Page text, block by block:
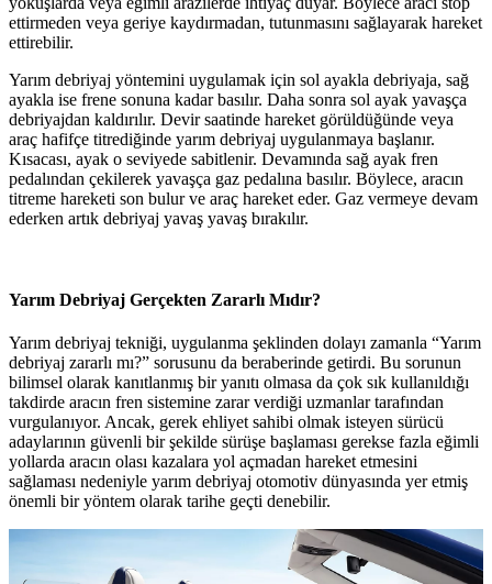
ettirmeden veya geriye kaydırmadan, tutunmasını sağlayarak hareket
ettirebilir.
Yarım debriyaj yöntemini uygulamak için sol ayakla debriyaja, sağ
ayakla ise frene sonuna kadar basılır. Daha sonra sol ayak yavaşça
debriyajdan kaldırılır. Devir saatinde hareket görüldüğünde veya
araç hafifçe titrediğinde yarım debriyaj uygulanmaya başlanır.
Kısacası, ayak o seviyede sabitlenir. Devamında sağ ayak fren
pedalından çekilerek yavaşça gaz pedalına basılır. Böylece, aracın
titreme hareketi son bulur ve araç hareket eder. Gaz vermeye devam
ederken artık debriyaj yavaş yavaş bırakılır.
Yarım Debriyaj Gerçekten Zararlı Mıdır?
Yarım debriyaj tekniği, uygulanma şeklinden dolayı zamanla “Yarım
debriyaj zararlı mı?” sorusunu da beraberinde getirdi. Bu sorunun
bilimsel olarak kanıtlanmış bir yanıtı olmasa da çok sık kullanıldığı
takdirde aracın fren sistemine zarar verdiği uzmanlar tarafından
vurgulanıyor. Ancak, gerek ehliyet sahibi olmak isteyen sürücü
adaylarının güvenli bir şekilde sürüşe başlaması gerekse fazla eğimli
yollarda aracın olası kazalara yol açmadan hareket etmesini
sağlaması nedeniyle yarım debriyaj otomotiv dünyasında yer etmiş
önemli bir yöntem olarak tarihe geçti denebilir.